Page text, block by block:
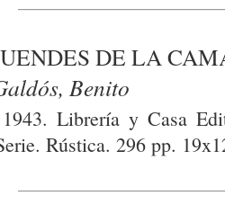
DE LA
Benito
Librería y Casa
Rústica. 296 pp.